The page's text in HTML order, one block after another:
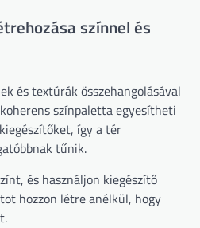
színnel és
és textúrák összehangolásával
színpaletta egyesítheti
így a tér
tűnik.
és használjon kiegészítő
hozzon létre anélkül, hogy